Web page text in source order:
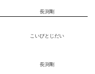
長渕剛
こいびとじだい
長渕剛